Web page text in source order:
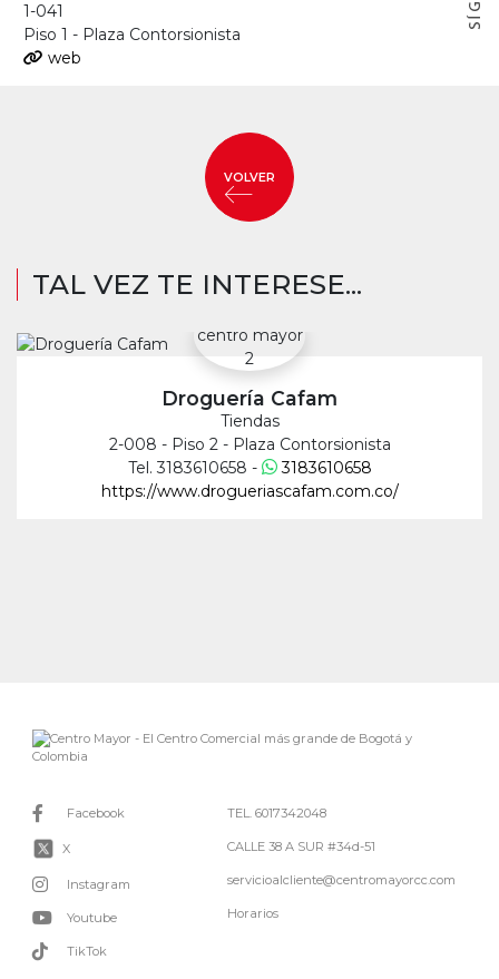
1-041
Piso 1 - Plaza Contorsionista
web
VOLVER
TAL VEZ TE INTERESE...
Droguería Cafam
Tiendas
2-008 - Piso 2 - Plaza Contorsionista
Tel. 3183610658 -
3183610658
https://www.drogueriascafam.com.co/
Facebook
X
Instagram
Youtube
TikTok
TEL. 6017342048
CALLE 38 A SUR #34d-51
servicioalcliente@centromayorcc.com
Horarios